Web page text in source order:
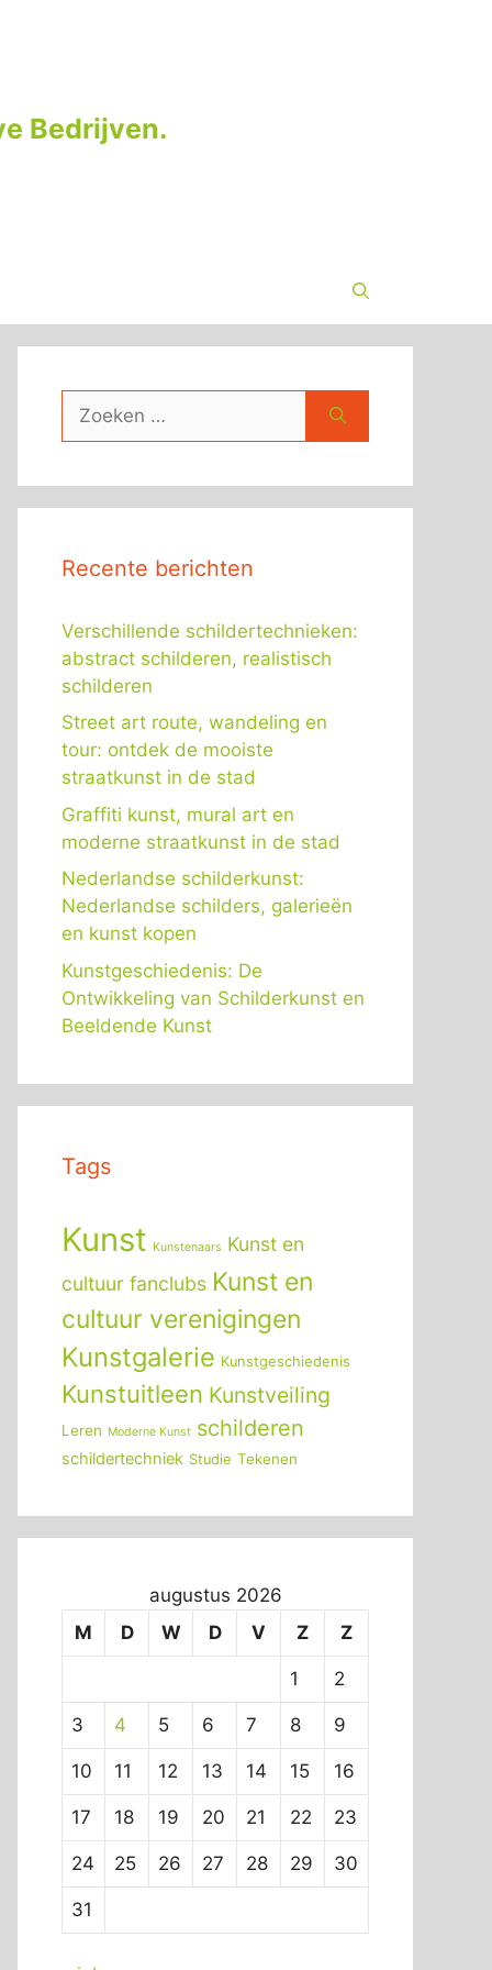
Bedrijven.
naar:
Recente berichten
Verschillende schildertechnieken:
abstract schilderen, realistisch
schilderen
Street art route, wandeling en
tour: ontdek de mooiste
straatkunst in de stad
Graffiti kunst, mural art en
moderne straatkunst in de stad
Nederlandse schilderkunst:
Nederlandse schilders, galerieën
en kunst kopen
Kunstgeschiedenis: De
Ontwikkeling van Schilderkunst en
Beeldende Kunst
Tags
Kunst Kunstenaars Kunst en
cultuur fanclubs Kunst en
cultuur verenigingen
Kunstgalerie Kunstgeschiedenis
Kunstuitleen Kunstveiling
Leren Moderne Kunst schilderen
schildertechniek Studie Tekenen
augustus 2026
M
D W D V Z Z
1 2
3 4 5 6 7 8 9
10 11 12 13 14 15 16
17 18 19 20 21 22 23
24 25 26 27 28 29 30
31